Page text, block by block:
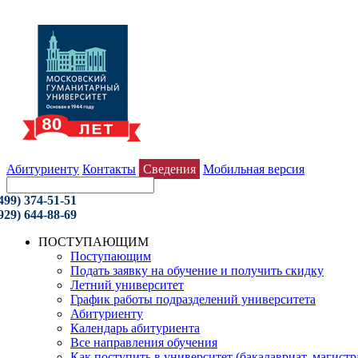
Абитуриенту Контакты Сведения Мобильная версия
374-51-51
644-88-69
ПОСТУПАЮЩИМ
Поступающим
Подать заявку на обучение и получить скидку
Летний университет
График работы подразделений университета
Абитуриенту
Календарь абитуриента
Все направления обучения